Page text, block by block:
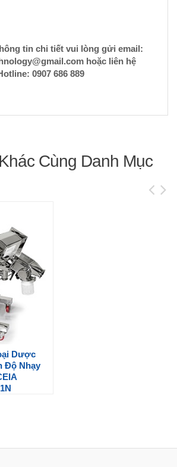
tin chi tiết vui lòng gửi email:
hoặc liên hệ
0907 686 889
Cùng Danh Mục
Dược
Độ Nhạy